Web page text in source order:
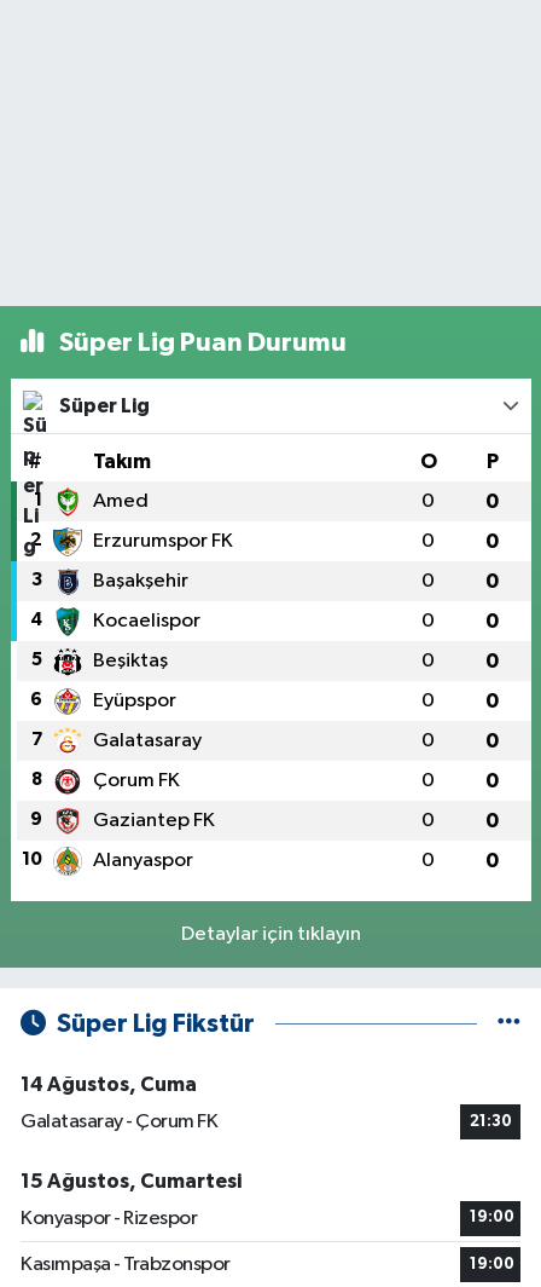
Süper Lig Puan Durumu
Süper Lig
# Takım O P
1 Amed 0 0
2 Erzurumspor FK 0 0
3 Başakşehir 0 0
4 Kocaelispor 0 0
5 Beşiktaş 0 0
6 Eyüpspor 0 0
7 Galatasaray 0 0
8 Çorum FK 0 0
9 Gaziantep FK 0 0
10 Alanyaspor 0 0
Detaylar için tıklayın
Süper Lig Fikstür
14 Ağustos, Cuma
Galatasaray - Çorum FK
21:30
15 Ağustos, Cumartesi
Konyaspor - Rizespor
19:00
Kasımpaşa - Trabzonspor 19:00